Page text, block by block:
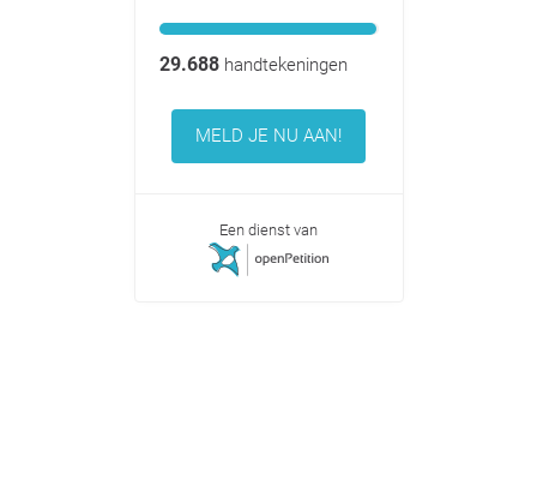
29.688handtekeningen
MELD JE NU AAN!
Een dienst van